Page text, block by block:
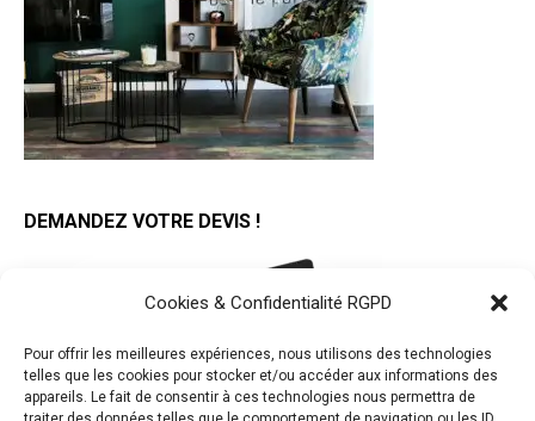
Cookies & Confidentialité RGPD
Pour offrir les meilleures expériences, nous utilisons des technologies
telles que les cookies pour stocker et/ou accéder aux informations des
appareils. Le fait de consentir à ces technologies nous permettra de
DEMANDEZ VOTRE DEVIS !